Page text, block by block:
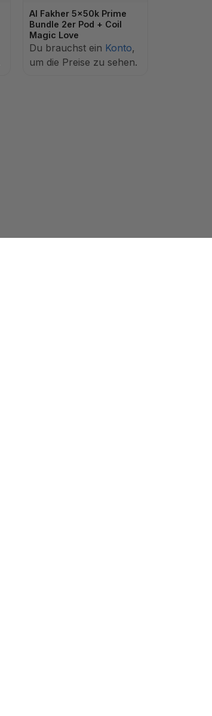
Al Fakher 5x50k Prime
Bundle 2er Pod + Coil
Magic Love
Du brauchst ein Konto,
um die Preise zu sehen.